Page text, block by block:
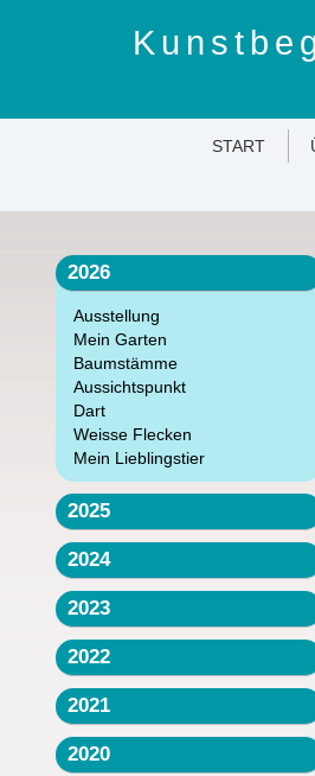
START
2026
Ausstellung
Mein Garten
Baumstämme
Aussichtspunkt
Dart
Weisse Flecken
Mein Lieblingstier
2025
2024
2023
2022
2021
2020